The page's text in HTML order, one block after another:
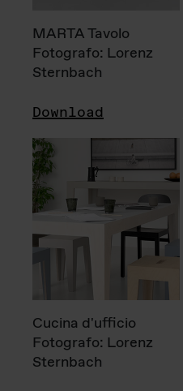
MARTA Tavolo
Fotografo: Lorenz
Sternbach
Download
Cucina d'ufficio
Fotografo: Lorenz
Sternbach